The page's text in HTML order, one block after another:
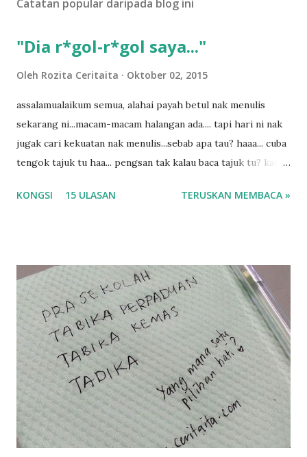
lCatatan popular daripada blog ini
"Dia r*gol-r*gol saya..."
Oleh Rozita Ceritaita Oktober 02, 2015
assalamualaikum semua, alahai payah betul nak menulis
sekarang ni...macam-macam halangan ada.... tapi hari ni nak
jugak cari kekuatan nak menulis...sebab apa tau? haaa... cuba
tengok tajuk tu haa... pengsan tak kalau baca tajuk tu? kalau
tau? yang sebut tu anak aku....diulangi ANAK AKU ....adoiiii
balik keja aku ajak la shah singgah Giant beli barang
sikit...dalam perjalanan dari dalam kereta tu biasalah kan
kami memang akan pimpin anak-anak jalan sampai masuk
dalam... dan kebiasanya bagi anak 4 macam kami ni bahagi-
bahagi lah siapa nak pimpin siapa... dan biasanya aku akan
dukung adik hadi sambil pimpin kakak husna... yang abg
ngah dengan abg long terserah pada shah la pulak.. tapi
kalau ikut anak-anak semua nak ummi pimpin... ajer rebeh
ba...
KONGSI 15 ULASAN TERUSKAN MEMBACA »